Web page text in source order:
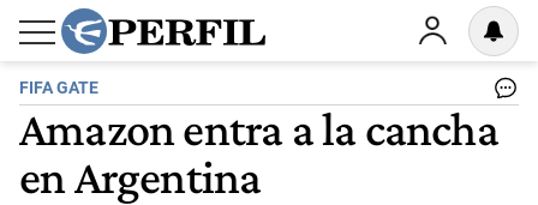
FIFA GATE
Amazon entra a la cancha
en Argentina